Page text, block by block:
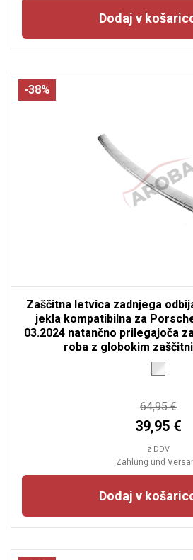
Dodaj v
-38%
Zaščitna letvica zadnjega
jekla kompatibilna za
03.2024 natančno prilegajoča
roba z globokim
64,95 €
39,95 €
z DDV
Zahlung und
Dodaj v